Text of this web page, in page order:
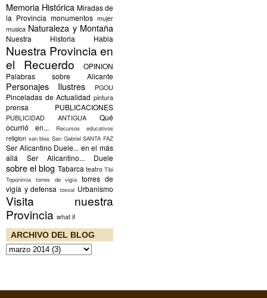
Memoria Histórica Miradas de
la Provincia monumentos mujer
musica Naturaleza y Montaña
Nuestra Historia Habla
Nuestra Provincia en
el Recuerdo
OPINION
Palabras sobre Alicante
Personajes Ilustres PGOU
Pinceladas de Actualidad pintura
prensa PUBLICACIONES
PUBLICIDAD ANTIGUA
Qué
ocurrió en...
Recursos educativos
religion san blas San Gabriel SANTA FAZ
Ser Alicantino Duele... en el más
allá
Ser Alicantino... Duele
sobre el blog Tabarca teatro Tibi
Toponimia torres de vigía torres de
vigía y defensa tossal Urbanismo
Visita nuestra
Provincia what if
ARCHIVO DEL BLOG